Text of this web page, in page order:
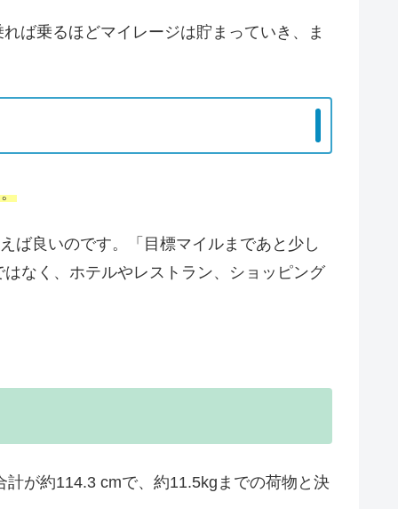
ば乗るほどマイレージは貯まっていき、ま
ば良いのです。「目標マイルまであと少し
なく、ホテルやレストラン、ショッピング
が約114.3 cmで、約11.5kgまでの荷物と決